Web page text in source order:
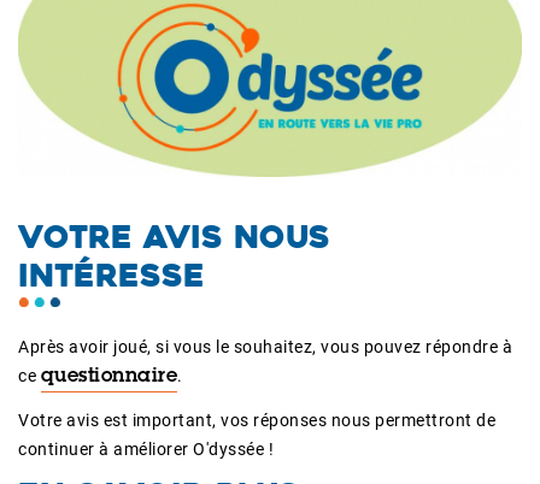
VOTRE AVIS NOUS
INTÉRESSE
Après avoir joué, si vous le souhaitez, vous pouvez répondre à
ce questionnaire.
Votre avis est important, vos réponses nous permettront de
continuer à améliorer O'dyssée !